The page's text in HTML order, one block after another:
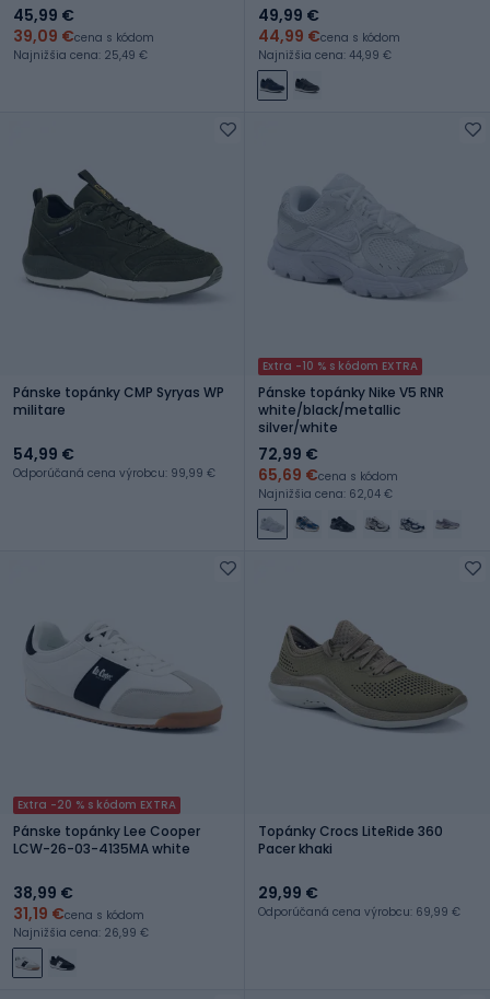
45,99 €
39,09 €cena s kódom
Najnižšia cena: 25,49 €
49,99 €
44,99 €cena s kódom
Najnižšia cena: 44,99 €
Pánske topánky CMP Syryas WP
militare
54,99 €
Odporúčaná cena výrobcu: 99,99 €
Extra -10 % s kódom EXTRA
Pánske topánky Nike V5 RNR
white/black/metallic
silver/white
72,99 €
65,69 €cena s kódom
Najnižšia cena: 62,04 €
Extra -20 % s kódom EXTRA
Pánske topánky Lee Cooper
LCW-26-03-4135MA white
38,99 €
31,19 €cena s kódom
Najnižšia cena: 26,99 €
Topánky Crocs LiteRide 360
Pacer khaki
29,99 €
Odporúčaná cena výrobcu: 69,99 €